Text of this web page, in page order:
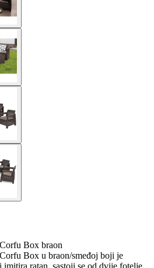
Box braon
Box u braon/smeđoj boji je
imitira ratan, sastoji se od dvije fotelje,